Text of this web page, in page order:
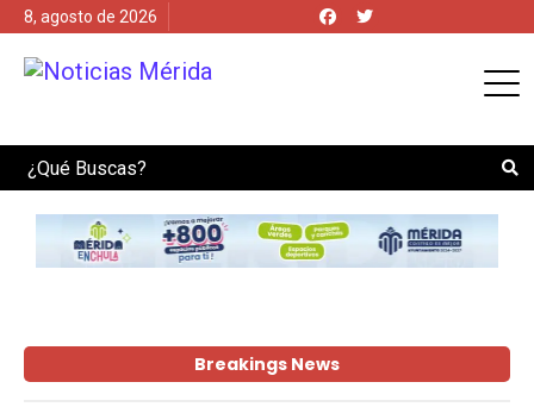
8, agosto de 2026
Search
Breakings News